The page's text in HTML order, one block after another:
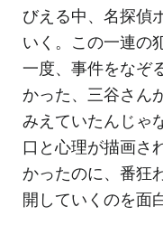
びえる中、名探偵
いく。この一連の
一度、事件をなぞ
かった、三谷さん
みえていたんじゃ
口と心理が描画さ
かったのに、番狂
開していくのを面